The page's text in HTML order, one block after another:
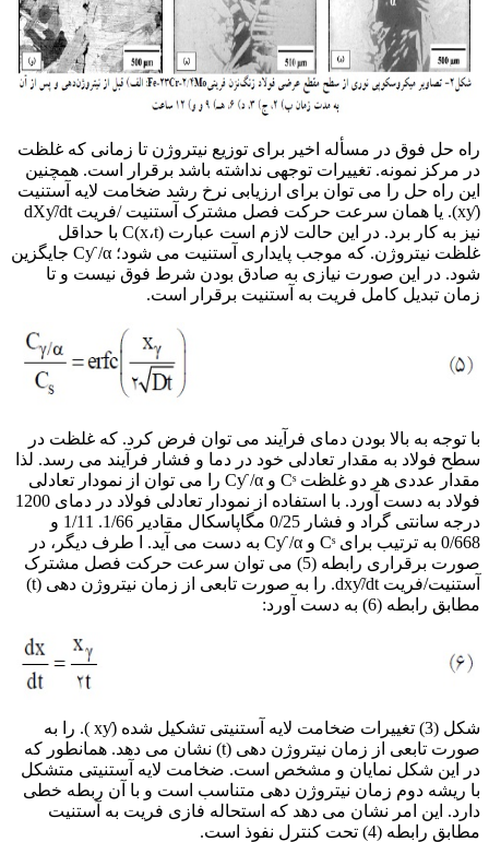
راه حل فوق در مسأله اخیر برای توزیع نیتروژن تا زمانی که غلظت
در مرکز نمونه. تغییرات توجهی نداشته باشد برقرار است. همچنین
این راه حل را می توان برای ارزیابی نرخ رشد ضخامت لایه آستنیت
(xƴ). یا همان سرعت حرکت فصل مشترک آستنیت /فریت dXƴ/dt
نیز به کار برد. در این حالت لازم است عبارت (x،t)C با حداقل
غلظت نیتروژن. که موجب پایداری آستنیت می شود؛ Cƴ /α جایگزین
شود. در این صورت نیازی به صادق بودن شرط فوق نیست و تا
زمان تبدیل کامل فریت به آستنیت برقرار است.
با توجه به بالا بودن دمای فرآیند می توان فرض کرد. که غلظت در
سطح فولاد به مقدار تعادلی خود در دما و فشار فرآیند می رسد. لذا
مقدار عددی هر دو غلظت Cˢ و Cƴ /α را می توان از نمودار تعادلی
فولاد به دست آورد. با استفاده از نمودار تعادلی فولاد در دمای 1200
درجه سانتی گراد و فشار 0/25 مگاپاسکال مقادیر 1/66. 1/11 و
0/668 به ترتیب برای Cˢ و Cƴ /α به دست می آید. ا طرف دیگر، در
صورت برقراری رابطه (5) می توان سرعت حرکت فصل مشترک
آستنیت/فریت dxƴ/dt. را به صورت تابعی از زمان نیتروژن دهی (t)
مطابق رابطه (6) به دست آورد:
شکل (3) تغییرات ضخامت لایه آستنیتی تشکیل شده (xƴ ). را به
صورت تابعی از زمان نیتروژن دهی (t) نشان می دهد. همانطور که
در این شکل نمایان و مشخص است. ضخامت لایه آستنیتی متشکل
با ریشه دوم زمان نیتروژن دهی متناسب است و با آن ربطه خطی
دارد. این امر نشان می دهد که استحاله فازی فریت به آستنیت
مطابق رابطه (4) تحت کنترل نفوذ است.